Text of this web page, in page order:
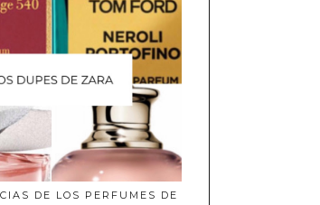
DE LOS PERFUMES DE